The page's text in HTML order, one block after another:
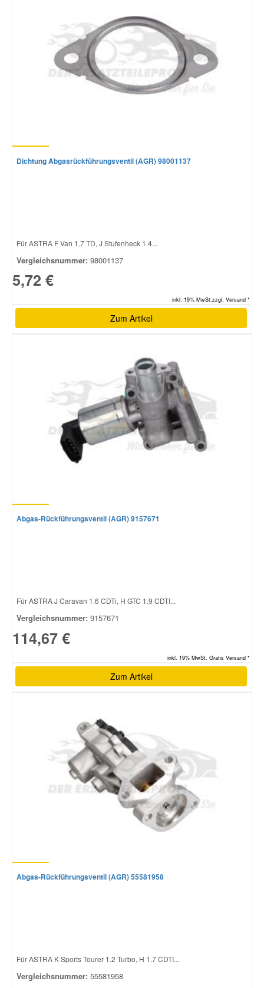
Dichtung Abgasrückführungsventil (AGR) 98001137
Für ASTRA F Van 1.7 TD, J Stufenheck 1.4...
Vergleichsnummer: 98001137
5,72 €
inkl. 19% MwSt.zzgl. Versand *
Zum Artikel
Abgas-Rückführungsventil (AGR) 9157671
Für ASTRA J Caravan 1.6 CDTi, H GTC 1.9 CDTI...
Vergleichsnummer: 9157671
114,67 €
inkl. 19% MwSt. Gratis Versand *
Zum Artikel
Abgas-Rückführungsventil (AGR) 55581958
Für ASTRA K Sports Tourer 1.2 Turbo, H 1.7 CDTI...
Vergleichsnummer: 55581958